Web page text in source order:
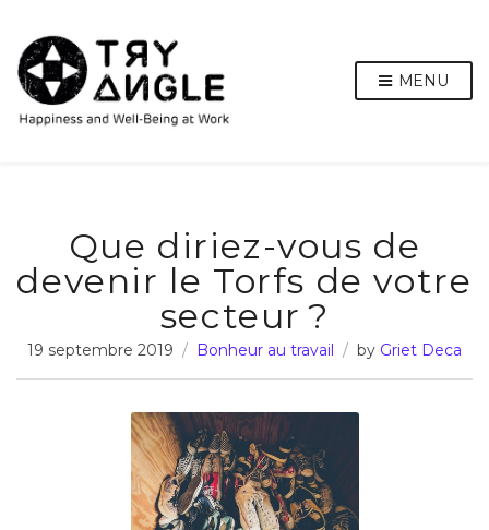
MENU
Que diriez-vous de
devenir le Torfs de votre
secteur ?
19 septembre 2019 Bonheur au travail by Griet Deca